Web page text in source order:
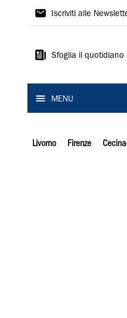
Il
Iscriviti alle
Sfoglia il quotidiano
MENU
Livorno Firenze